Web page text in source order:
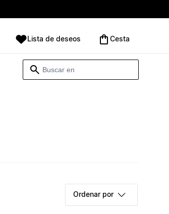
Lista de deseos Cesta
Ordenar por